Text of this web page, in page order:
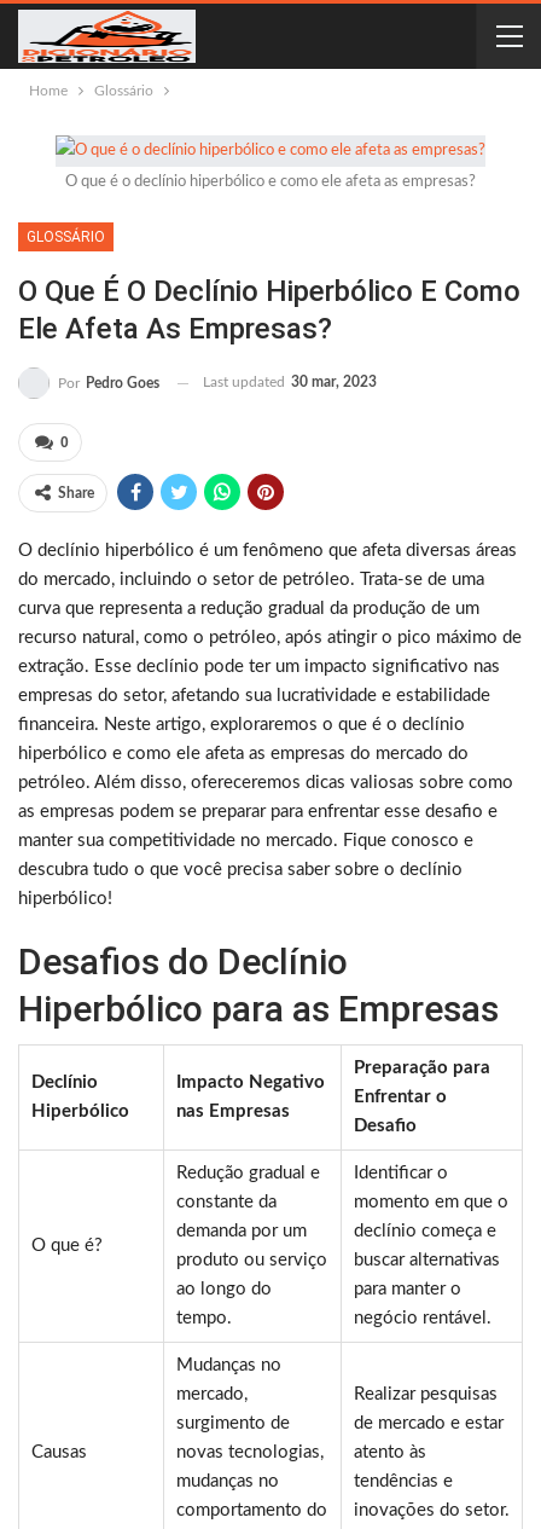
Home Glossário
O que é o declínio hiperbólico e como ele afeta as empresas?
GLOSSÁRIO
O Que É O Declínio Hiperbólico E Como
Ele Afeta As Empresas?
Por Pedro Goes Last updated 30 mar, 2023
0
Share
O declínio hiperbólico é um fenômeno que afeta diversas áreas
do mercado, incluindo o setor de petróleo. Trata-se de uma
curva que representa a redução gradual da produção de um
recurso natural, como o petróleo, após atingir o pico máximo de
extração. Esse declínio pode ter um impacto significativo nas
empresas do setor, afetando sua lucratividade e estabilidade
financeira. Neste artigo, exploraremos o que é o declínio
hiperbólico e como ele afeta as empresas do mercado do
petróleo. Além disso, ofereceremos dicas valiosas sobre como
as empresas podem se preparar para enfrentar esse desafio e
manter sua competitividade no mercado. Fique conosco e
descubra tudo o que você precisa saber sobre o declínio
hiperbólico!
Desafios do Declínio
Hiperbólico para as Empresas
Declínio
Hiperbólico
Impacto Negativo
nas Empresas
Preparação para
Enfrentar o
Desafio
O que é?
Redução gradual e
constante da
demanda por um
produto ou serviço
ao longo do
tempo.
Identificar o
momento em que o
declínio começa e
buscar alternativas
para manter o
negócio rentável.
Causas
Mudanças no
mercado,
surgimento de
novas tecnologias,
mudanças no
comportamento do
Realizar pesquisas
de mercado e estar
atento às
tendências e
inovações do setor.